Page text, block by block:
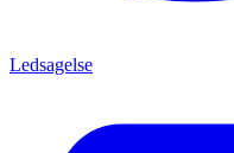
Ledsagelse